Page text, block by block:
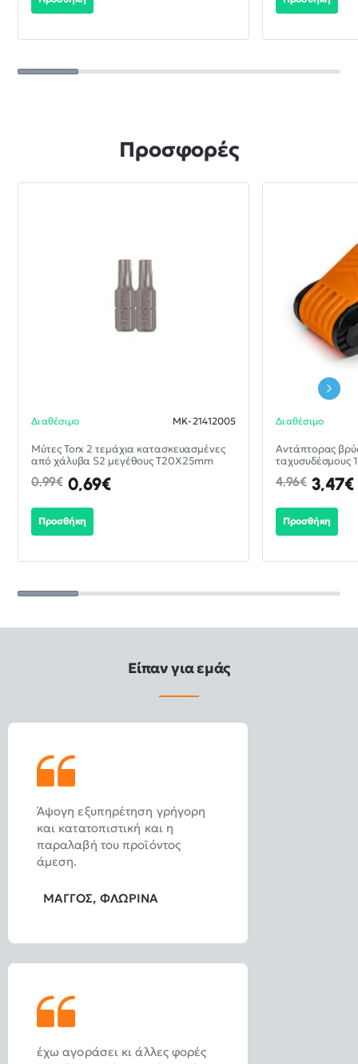
Προσφορές
-30%
Διαθέσιμο MK-21412005
Mύτες Torx 2 τεμάχια κατασκευασμένες
από χάλυβα S2 μεγέθους T20X25mm
0,69€
0,99€
Προσθήκη
Διαθέσιμο
Aντάπτορας
ταχυσυδέσμους
3,47€
4,96€
Προσθήκη
Είπαν για εμάς
Άψογη εξυπηρέτηση γρήγορη
και κατατοπιστική και η
παραλαβή του προϊόντος
άμεση.
ΜΑΓΓΟΣ, ΦΛΩΡΙΝΑ
έχω αγοράσει κι άλλες φορές